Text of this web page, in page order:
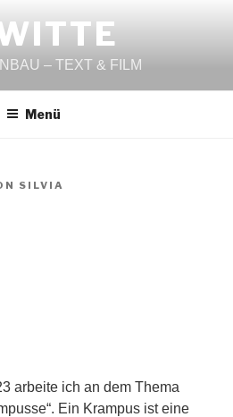
– TEXT & FILM
Menü
SILVIA
arbeite ich an dem Thema
Ein Krampus ist eine